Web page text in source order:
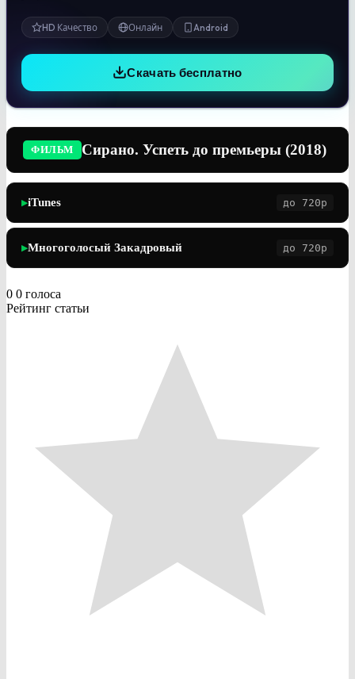
HD Качество Онлайн Android
Скачать бесплатно
ФИЛЬМ Сирано. Успеть до премьеры (2018)
▶iTunes до 720p
▶Многоголосый Закадровый до 720p
0 0 голоса
Рейтинг статьи